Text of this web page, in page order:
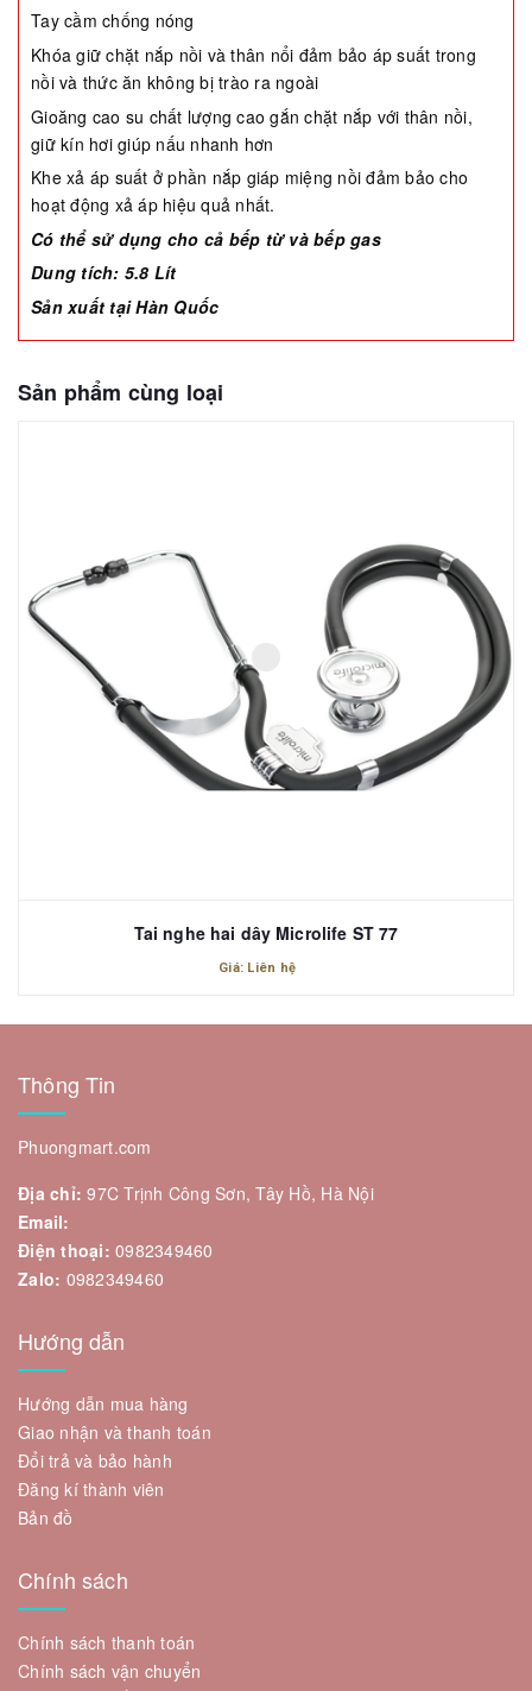
Tay cầm chống nóng
Khóa giữ chặt nắp nồi và thân nổi đảm bảo áp suất trong
nồi và thức ăn không bị trào ra ngoài
Gioăng cao su chất lượng cao gắn chặt nắp với thân nồi,
giữ kín hơi giúp nấu nhanh hơn
Khe xả áp suất ở phần nắp giáp miệng nồi đảm bảo cho
hoạt động xả áp hiệu quả nhất.
Có thể sử dụng cho cả bếp từ và bếp gas
Dung tích: 5.8 Lít
Sản xuất tại Hàn Quốc
Sản phẩm cùng loại
Tai nghe hai dây Microlife ST 77
Giá: Liên hệ
Thông Tin
Phuongmart.com
Địa chỉ: 97C Trịnh Công Sơn, Tây Hồ, Hà Nội
Email:
Điện thoại: 0982349460
Zalo: 0982349460
Hướng dẫn
Hướng dẫn mua hàng
Giao nhận và thanh toán
Đổi trả và bảo hành
Đăng kí thành viên
Bản đồ
Chính sách
Chính sách thanh toán
Chính sách vận chuyển